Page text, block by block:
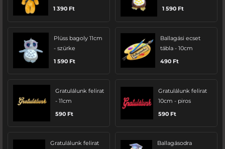
1 390 Ft
1 590 Ft
Plüss bagoly 11cm
- szürke
1 590 Ft
Ballagási ecset
tábla - 10cm
490 Ft
Gratulálunk felirat
- 11cm
590 Ft
Gratulálunk felirat
10cm - piros
590 Ft
Gratulálunk felirat
Ballagásodra